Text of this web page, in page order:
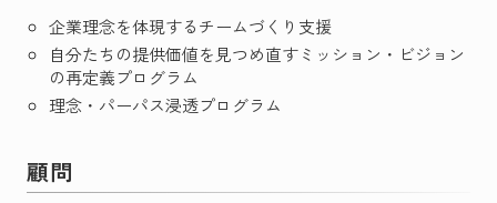
企業理念を体現するチームづくり支援
自分たちの提供価値を見つめ直すミッション・ビジョン
の再定義プログラム
理念・パーパス浸透プログラム
顧問